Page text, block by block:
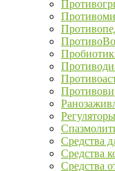
Средства
Средства
Средства